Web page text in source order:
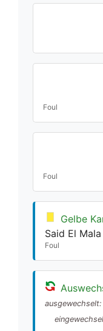
Foul
Foul
Gelbe
Said El Mala
Foul
ausgewechselt: